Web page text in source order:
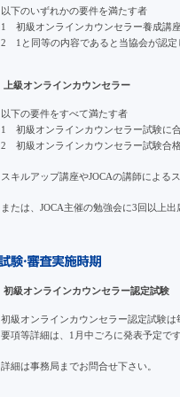
以下のいずれかの要件を満たす者
1 初級オンラインカウンセラー養成講
2 1と同等の内容であると当協会が認定
上級オンラインカウンセラー
以下の要件をすべて満たす者
1 初級オンラインカウンセラー試験に
2 初級オンラインカウンセラー試験合
スキルアップ講座やJOCAの講師による
または、JOCA主催の勉強会に3回以上
初級オンラインカウンセラー認定試験
初級オンラインカウンセラー認定試験は
要項等詳細は、1月中ごろに発表予定です
詳細は事務局までお問合せ下さい。